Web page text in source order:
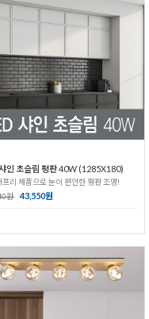
인 초슬림 평판 40W (1285X180)
프리 제품으로 눈이 편안한 평판 조명!
원 43,550원